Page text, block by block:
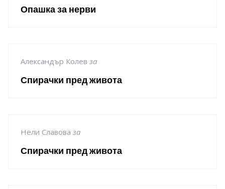
Опашка за нерви
Александър Колев за
Спирачки пред живота
Нели Славова за
Спирачки пред живота